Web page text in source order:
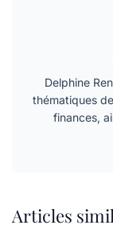
Delphine
thématiques
finances,
Articles